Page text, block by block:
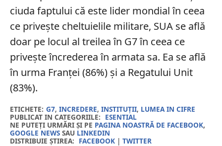
ciuda faptului că este lider mondial în ceea
ce privește cheltuielile militare, SUA se află
doar pe locul al treilea în G7 în ceea ce
privește încrederea în armata sa. Ea se află
în urma Franței (86%) și a Regatului Unit
(83%).
ETICHETE: G7, INCREDERE, INSTITUȚII, LUMEA IN CIFRE
PUBLICAT IN CATEGORIILE: ESENTIAL
NE PUTEȚI URMĂRI ȘI PE PAGINA NOASTRĂ DE FACEBOOK,
GOOGLE NEWSSAU LINKEDIN
DISTRIBUIE ȘTIREA: FACEBOOK| TWITTER